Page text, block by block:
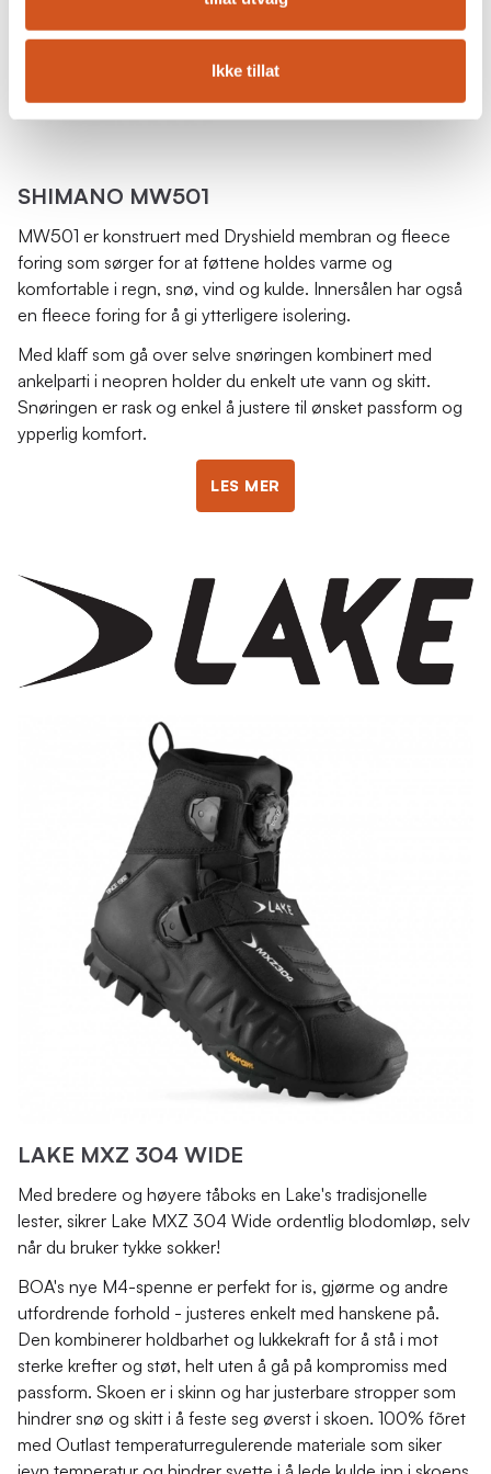
Ikke tillat
SHIMANO MW501
MW501 er konstruert med Dryshield membran og fleece
foring som sørger for at føttene holdes varme og
komfortable i regn, snø, vind og kulde. Innersålen har også
en fleece foring for å gi ytterligere isolering.
Med klaff som gå over selve snøringen kombinert med
ankelparti i neopren holder du enkelt ute vann og skitt.
Snøringen er rask og enkel å justere til ønsket passform og
ypperlig komfort.
LES MER
LAKE MXZ 304 WIDE
Med bredere og høyere tåboks en Lake's tradisjonelle
lester, sikrer Lake MXZ 304 Wide ordentlig blodomløp, selv
når du bruker tykke sokker!
BOA's nye M4-spenne er perfekt for is, gjørme og andre
utfordrende forhold - justeres enkelt med hanskene på.
Den kombinerer holdbarhet og lukkekraft for å stå i mot
sterke krefter og støt, helt uten å gå på kompromiss med
passform. Skoen er i skinn og har justerbare stropper som
hindrer snø og skitt i å feste seg øverst i skoen. 100% fõret
med Outlast temperaturregulerende materiale som siker